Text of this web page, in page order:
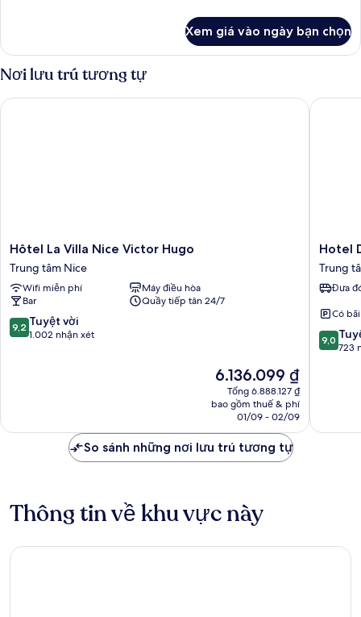
Phòng
đôi
Superior
Xem giá vào ngày bạn chọn
Nơi lưu trú tương tự
Hôtel
La
Villa
Nice
Victor
Hugo
Trung
Hôtel La Villa Nice Victor Hugo
Trung tâm Nice
Wifi miễn phí
Máy điều hòa
Bar
Quầy tiếp tân 24/7
9.2
trên
9,2 Tuyệt vời
1.002 nhận xét
Giá
hiện
tại
6.136.099 ₫
6.136.099 ₫
Tổng 6.888.127 ₫
bao gồm thuế & phí
01/09 - 02/09
Hôtel La Villa Nice Victor Hugo
Hotel
Du
Centre,
un
AMMI
Trung
tâm
Hotel
Trung
Đưa
Có
9.0
trên
xét
9,0
723
Hotel
So sánh những nơi lưu trú tương tự
Thông tin về khu vực này